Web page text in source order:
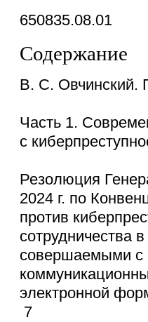
650835.08.01
Содержание
В. С.
Часть 1.
с
Резолюция
2024 г. по
против
сотрудничества
совершаемыми с
электронной
7